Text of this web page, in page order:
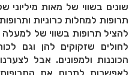
שונים בשווי של מאות מיליוני
לחולים שזקוקים להן וגם
הכוננות ולמפונים. אבל
לאפשרות לתרום את